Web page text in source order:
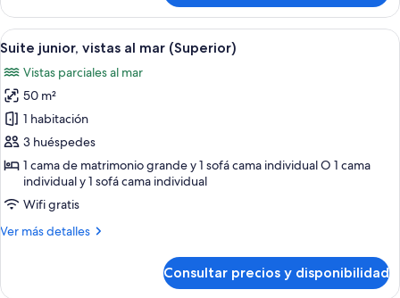
vistas
al
mar
Prestige)
Abrir
todas
las
fotos
de
Suite
junior,
vistas
al
mar
Habitación de hotel moderna con
5
Suite junior, vistas al mar (Superior)
Vistas parciales al mar
50 m²
1 habitación
3 huéspedes
1 cama de matrimonio grande y 1 sofá cama individual O 1 cama
individual y 1 sofá cama individual
Wifi gratis
Ver más detalles
Más
junior,
Consultar precios y disponibilidad